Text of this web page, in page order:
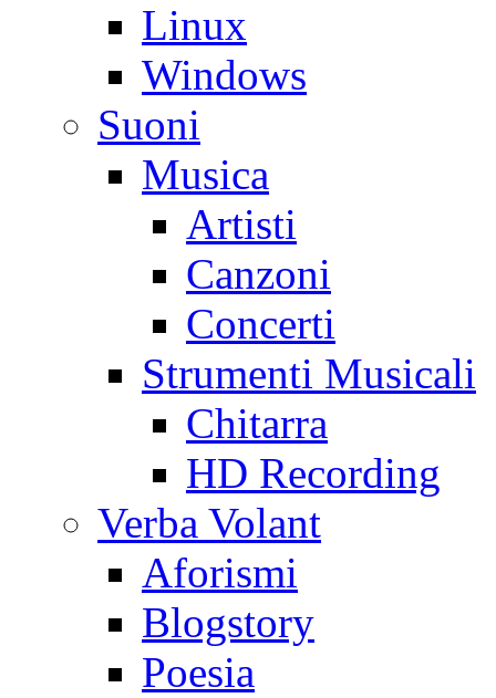
Linux
Windows
Suoni
Musica
Artisti
Canzoni
Concerti
Strumenti Musicali
Chitarra
HD Recording
Verba Volant
Aforismi
Blogstory
Poesia